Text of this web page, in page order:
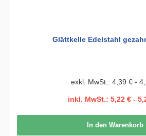
Glättkelle Edelstahl
exkl. MwSt.: 4,39 € -
inkl. MwSt.: 5,22 € -
In den Warenkorb